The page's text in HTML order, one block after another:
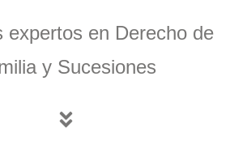
expertos en Derecho de
y Sucesiones